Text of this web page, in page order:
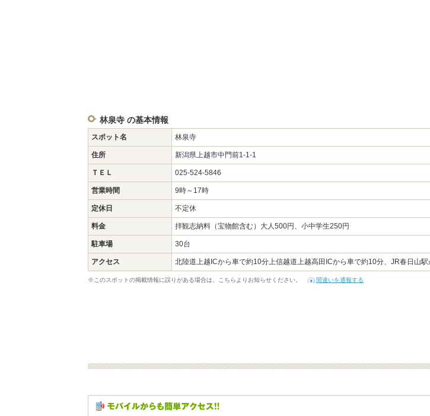
林泉寺 の基本情報
スポット名 林泉寺
住所 新潟県上越市中門前1-1-1
ＴＥＬ 025-524-5846
営業時間 9時～17時
定休日 不定休
料金 拝観志納料（宝物館含む）大人500円、小中学生250円
駐車場 30台
アクセス 北陸道上越ICから車で約10分上信越道上越高田ICから車で約10分、JR春日山
※このスポットの掲載情報に誤りがある場合は、こちらよりお知らせください。 間違いを通報する